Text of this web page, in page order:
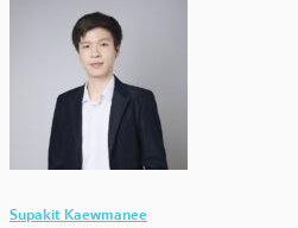
Supakit Kaewmanee